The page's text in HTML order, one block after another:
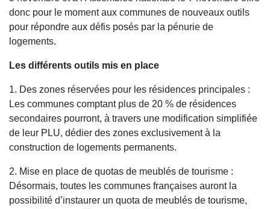
donc pour le moment aux communes de nouveaux outils
pour répondre aux défis posés par la pénurie de
logements.
Les différents outils mis en place
1. Des zones réservées pour les résidences principales :
Les communes comptant plus de 20 % de résidences
secondaires pourront, à travers une modification simplifiée
de leur PLU, dédier des zones exclusivement à la
construction de logements permanents.
2. Mise en place de quotas de meublés de tourisme :
Désormais, toutes les communes françaises auront la
possibilité d’instaurer un quota de meublés de tourisme,